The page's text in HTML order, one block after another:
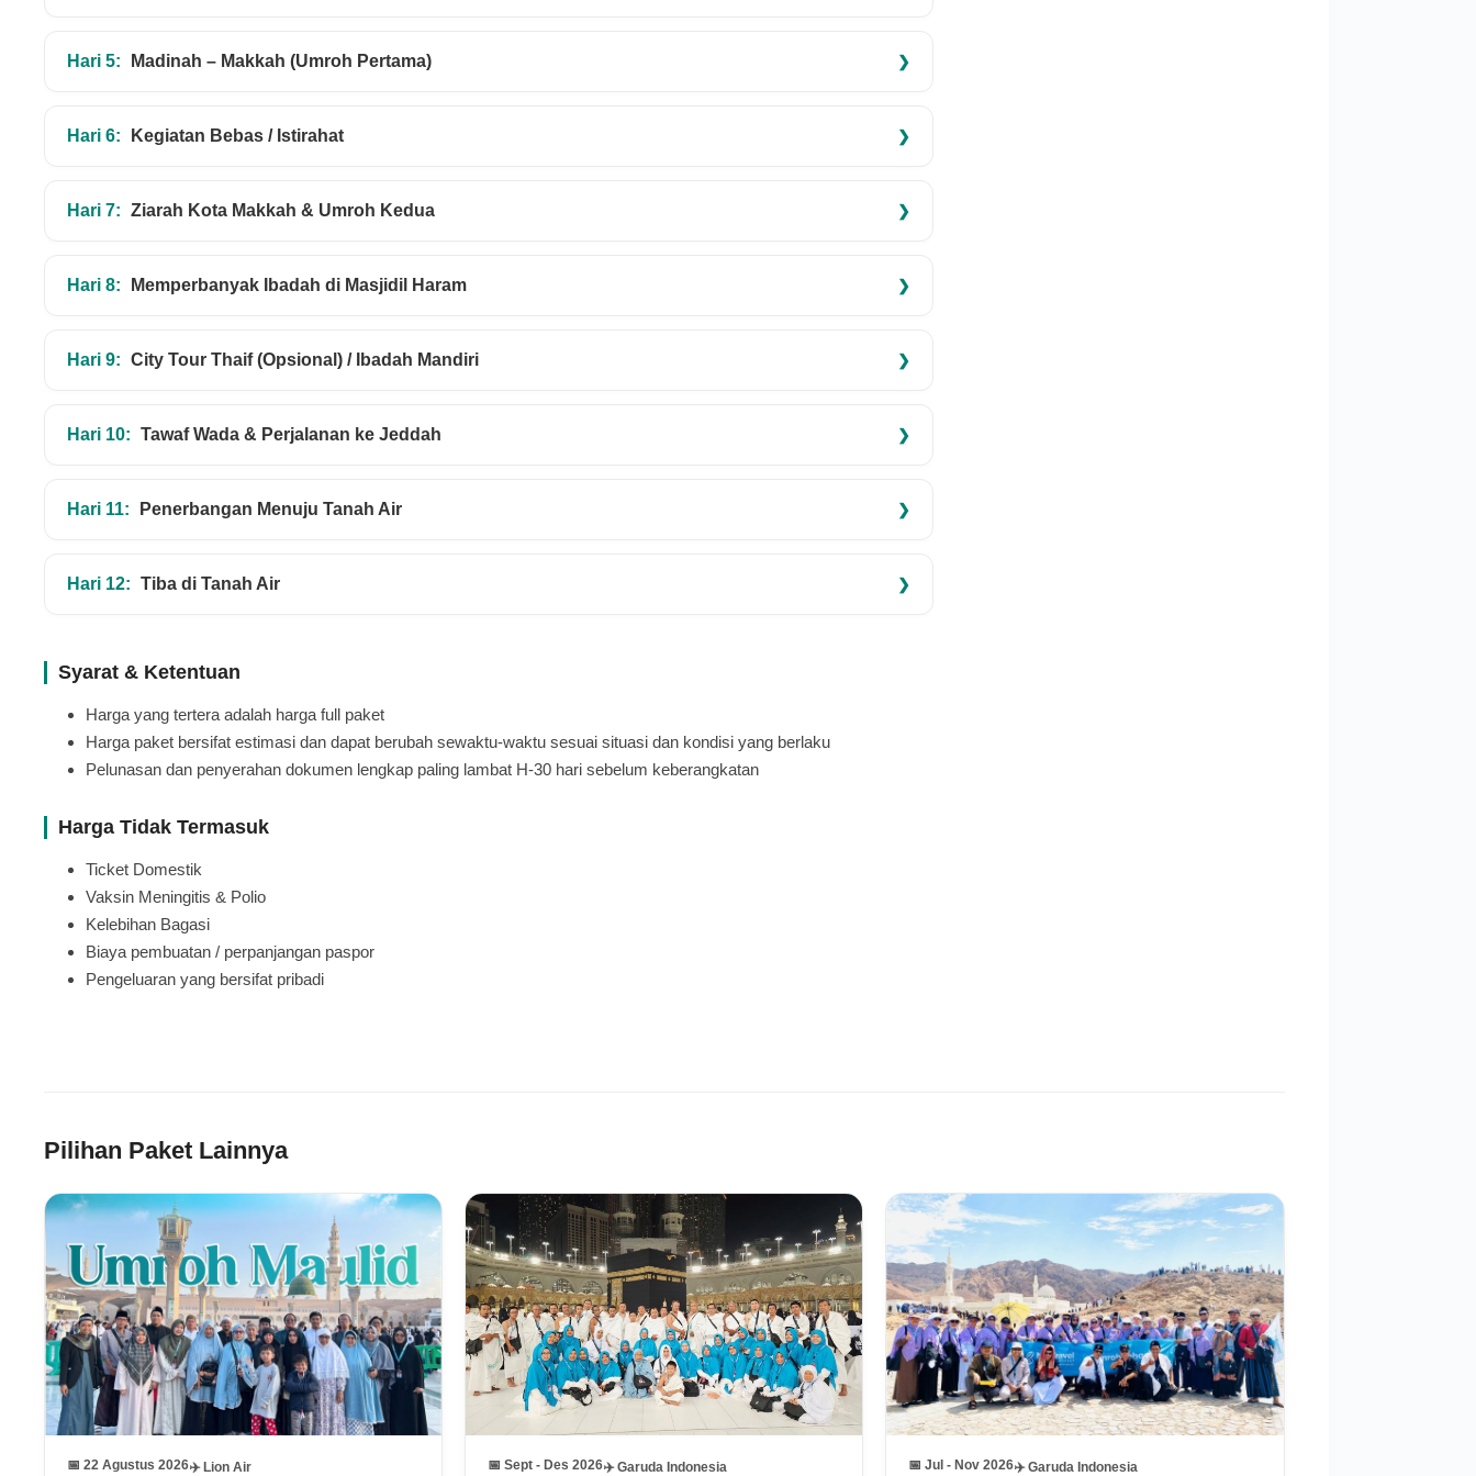
Hari 5: Madinah – Makkah (Umroh Pertama)
Hari 6: Kegiatan Bebas / Istirahat
Hari 7: Ziarah Kota Makkah & Umroh Kedua
Hari 8: Memperbanyak Ibadah di Masjidil Haram
Hari 9: City Tour Thaif (Opsional) / Ibadah Mandiri
Hari 10: Tawaf Wada & Perjalanan ke Jeddah
Hari 11: Penerbangan Menuju Tanah Air
Hari 12: Tiba di Tanah Air
Syarat & Ketentuan
Harga yang tertera adalah harga full paket
Harga paket bersifat estimasi dan dapat berubah sewaktu-waktu sesuai situasi dan kondisi yang berlaku
Pelunasan dan penyerahan dokumen lengkap paling lambat H-30 hari sebelum keberangkatan
Harga Tidak Termasuk
Ticket Domestik
Vaksin Meningitis & Polio
Kelebihan Bagasi
Biaya pembuatan / perpanjangan paspor
Pengeluaran yang bersifat pribadi
Pilihan Paket Lainnya
📅 22 Agustus 2026✈️ Lion Air 📅 Sept - Des 2026✈️ Garuda Indonesia 📅 Jul - Nov 2026✈️ Garuda Indonesia